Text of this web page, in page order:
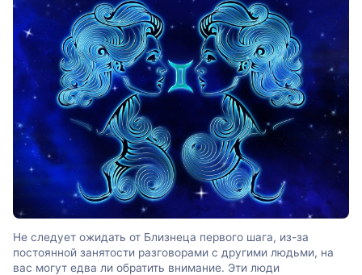
Не следует ожидать от Близнеца первого шага, из-за
постоянной занятости разговорами с другими людьми, на
вас могут едва ли обратить внимание. Эти люди